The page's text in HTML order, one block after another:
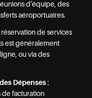
d’équipe, des
aéroportuaires.
de services
est généralement
ou via des
Dépenses:
de facturation